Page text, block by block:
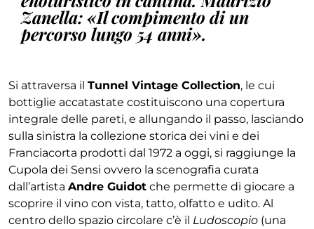
Zanella: «Il compimento di un
percorso lungo 54 anni».
Si attraversa il Tunnel Vintage Collection, le cui
bottiglie accatastate costituiscono una copertura
integrale delle pareti, e allungando il passo, lasciando
sulla sinistra la collezione storica dei vini e dei
Franciacorta prodotti dal 1972 a oggi, si raggiunge la
Cupola dei Sensi ovvero la scenografia curata
dall’artista Andre Guidot che permette di giocare a
scoprire il vino con vista, tatto, olfatto e udito. Al
centro dello spazio circolare c’è il Ludoscopio (una